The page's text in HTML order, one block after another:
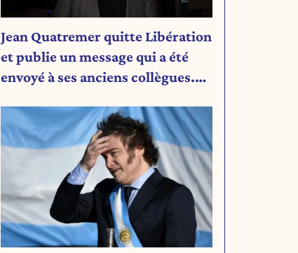
Jean Quatremer quitte Libération
et publie un message qui a été
envoyé à ses anciens collègues.